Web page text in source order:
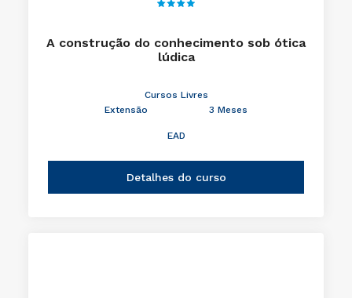
A construção do conhecimento sob ótica
lúdica
Cursos Livres
Extensão
3 Meses
EAD
Detalhes do curso